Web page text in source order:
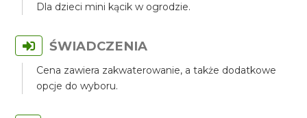
Dla dzieci mini kącik w ogrodzie.
ŚWIADCZENIA
Cena zawiera zakwaterowanie, a także dodatkowe
opcje do wyboru.